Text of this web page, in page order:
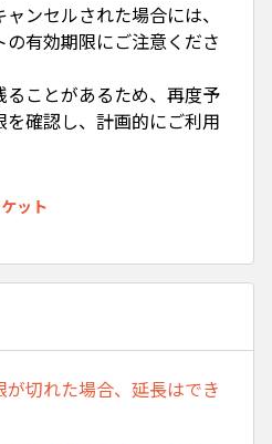
ンセルされた場合には、
有効期限にご注意くださ
ことがあるため、再度予
確認し、計画的にご利用
ット
切れた場合、延長はでき